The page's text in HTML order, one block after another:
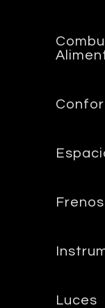
Frenos
Luces